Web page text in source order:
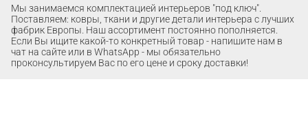
Мы занимаемся комплектацией интерьеров "под ключ".
Поставляем: ковры, ткани и другие детали интерьера с лучших
фабрик Европы. Наш ассортимент постоянно пополняется.
Если Вы ищите какой-то конкретный товар - напишите нам в
чат на сайте или в WhatsApp - мы обязательно
проконсультируем Вас по его цене и сроку доставки!